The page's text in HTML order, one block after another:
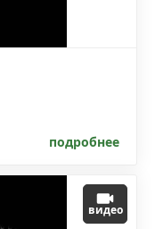
подробнее
видео